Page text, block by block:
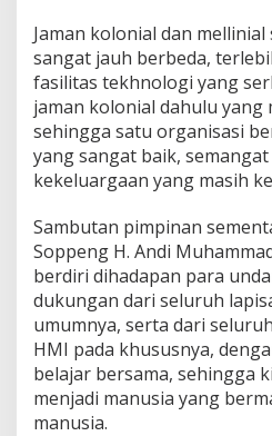
Jaman kolonial dan
sangat jauh berbeda,
fasilitas tekhnologi yang
jaman kolonial dahulu yang
sehingga satu organisasi
yang sangat baik,
kekeluargaan yang masih
Sambutan pimpinan
Soppeng H. Andi
berdiri dihadapan para
dukungan dari seluruh
umumnya, serta dari
HMI pada khususnya,
belajar bersama, sehingga
menjadi manusia yang
manusia.